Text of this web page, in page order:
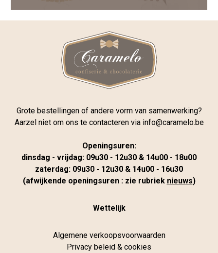
Grote bestellingen of andere vorm van samenwerking?
Aarzel niet om ons te contacteren via info@caramelo.be
Openingsuren:
dinsdag - vrijdag: 09u30 - 12u30 & 14u00 - 18u00
zaterdag: 09u30 - 12u30 & 14u00 - 16u30
(afwijkende openingsuren : zie rubriek nieuws)
Wettelijk
Algemene verkoopsvoorwaarden
Privacy beleid & cookies